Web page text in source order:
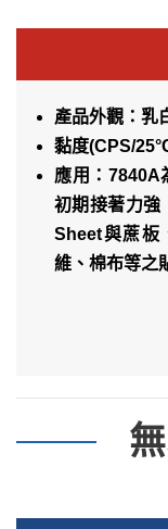
產品外觀：乳
黏度(CPS/
應用：7840A
初期接著力強
Sheet與蔗板
維、棉布等之